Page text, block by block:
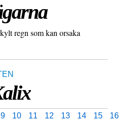
regn som kan orsaka
9 10 11 12 13 14 15
16